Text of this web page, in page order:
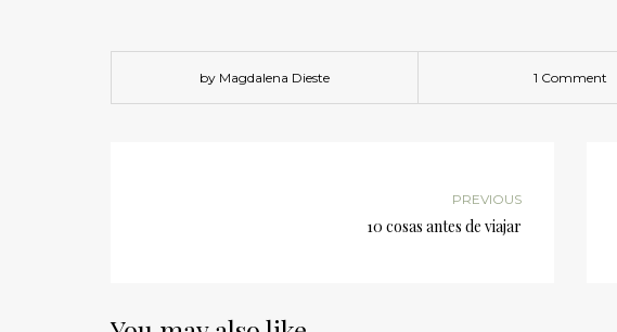
by Magdalena Dieste 1 Comment
PREVIOUS
10 cosas antes de viajar